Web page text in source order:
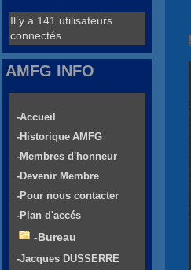
Il y a 141 utilisateurs
connectés
AMFG INFO
-Accueil
-Historique AMFG
-Membres d'honneur
-Devenir Membre
-Pour nous contacter
-Plan d'accés
-Bureau
-Jacques DUSSERRE